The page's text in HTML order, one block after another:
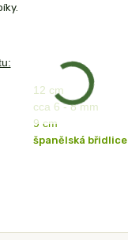
12 cm
cca 6 - 8 mm
9 cm
španělská břidlice